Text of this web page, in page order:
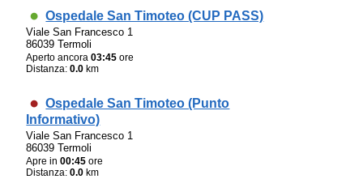
Ospedale San Timoteo (CUP PASS)
Viale San Francesco 1
86039 Termoli
Aperto ancora03:45 ore
Distanza:0.0 km
Ospedale San Timoteo (Punto
Informativo)
Viale San Francesco 1
86039 Termoli
Apre in00:45 ore
Distanza:0.0 km